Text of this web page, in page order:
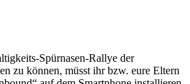
Spürnasen-Rallye der
zu können, müsst ihr bzw. eure Eltern